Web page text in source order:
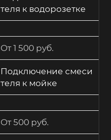
теля к водорозетке
От 1 500 руб.
Подключение смеси
теля к мойке
От 500 руб.